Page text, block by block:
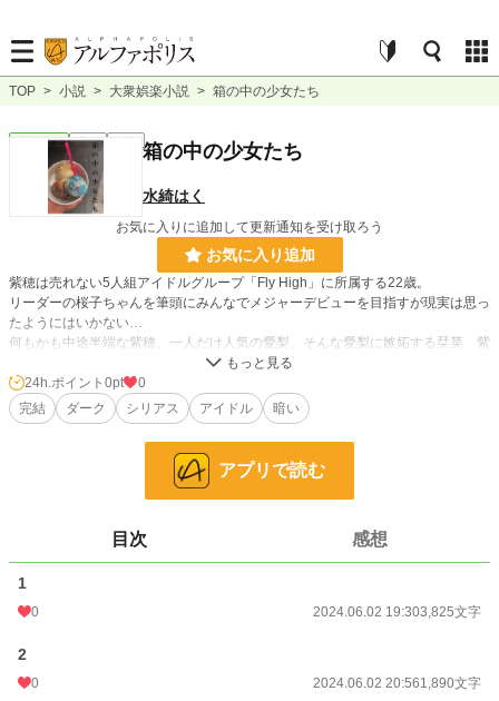
TOP > 小説 > 大衆娯楽小説 > 箱の中の少女たち
大衆娯楽 完結 箱の中の少女たち
水綺はく
お気に入りに追加して更新通知を受け取ろう
お気に入り追加
紫穂は売れない5人組アイドルグループ「Fly High」に所属する22歳。
リーダーの桜子ちゃんを筆頭にみんなでメジャーデビューを目指すが現実は思っ
たようにはいかない…
何もかも中途半端な紫穂、一人だけ人気の愛梨、そんな愛梨に嫉妬する栞菜、紫
穂に依存する志織、不憫なリーダー桜子…5人はそれぞれ複雑な思いを抱えて練
習に明け暮れていた。
そんな中、愛梨が一人だけテレビに出たことで不安定だった5人のバランスが崩
れていく…
※短編の予定だったんですけど長くなったので分散させました。実質、短編小説
228,637 位 / 228,637 件
お気に入り
24h.ポイント
文字数
24h.ポイント 0pt
0
完結
ダーク シリアス アイドル 暗い
アプリで読む
目次 感想
1
0 2024.06.02 19:303,825文字
2
0 2024.06.02 20:561,890文字